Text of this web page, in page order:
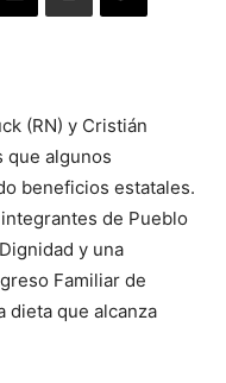
(RN) y Cristián
que algunos
beneficios estatales.
de Pueblo
y una
Familiar de
dieta que alcanza